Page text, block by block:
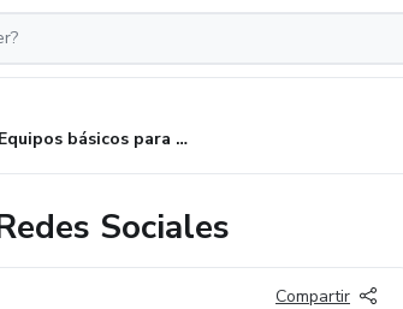
Equipos básicos para crear videos en Redes Sociales
Sociales
Compartir